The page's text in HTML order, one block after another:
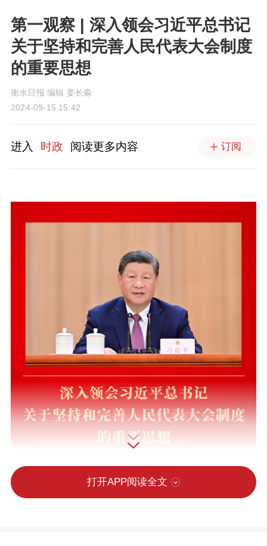
第一观察 | 深入领会习近平总书记
关于坚持和完善人民代表大会制度
的重要思想
衡水日报 编辑 姜长淼
2024-09-15 15:42
进入 时政 阅读更多内容 订阅
打开APP阅读全文